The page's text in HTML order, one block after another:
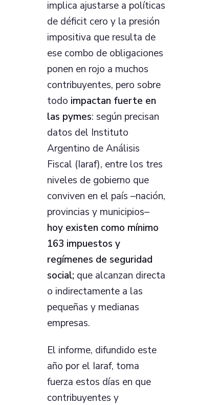
implica ajustarse a políticas
de déficit cero y la presión
impositiva que resulta de
ese combo de obligaciones
ponen en rojo a muchos
contribuyentes, pero sobre
todo impactan fuerte en
las pymes: según precisan
datos del Instituto
Argentino de Análisis
Fiscal (Iaraf), entre los tres
niveles de gobierno que
conviven en el país –nación,
provincias y municipios–
hoy existen como mínimo
163 impuestos y
regímenes de seguridad
social; que alcanzan directa
o indirectamente a las
pequeñas y medianas
empresas.
El informe, difundido este
año por el Iaraf, toma
fuerza estos días en que
contribuyentes y